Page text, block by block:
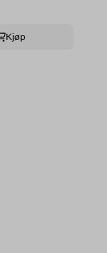
Kjøp